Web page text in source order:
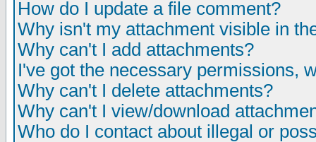
How do I update a file comment?
Why isn't my attachment visible in
Why can't I add attachments?
I've got the necessary permissions,
Why can't I delete attachments?
Why can't I view/download
Who do I contact about illegal or